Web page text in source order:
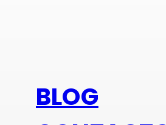
BLOG